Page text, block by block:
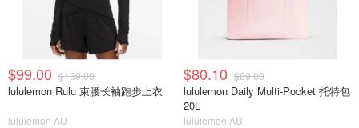
$99.00 $139.00
lululemon Rulu 束腰长袖跑步上衣
lululemon AU
$80.10 $89.00
lululemon Daily Multi-Pocket 托特包
20L
lululemon AU